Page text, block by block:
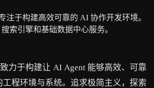
注于构建高效可靠的 AI 协作开发环境。
搜索引擎和基础数据中心服务。
力于构建让 AI Agent 能够高效、可靠
工程环境与系统。追求极简主义，探索